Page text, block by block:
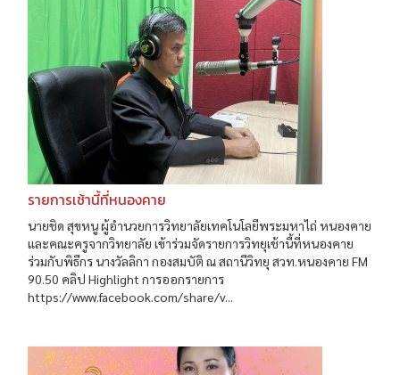
รายการเช้านี้ที่หนองคาย
นายชิด สุขหนู ผู้อำนวยการวิทยาลัยเทคโนโลยีพระมหาไถ่ หนองคาย
และคณะครูจากวิทยาลัย เข้าร่วมจัดรายการวิทยุเช้านี้ที่หนองคาย
ร่วมกับพิธีกร นางวัลลิกา กองสมบัติ ณ สถานีวิทยุ สวท.หนองคาย FM
90.50 คลิป Highlight การออกรายการ
https://www.facebook.com/share/v...